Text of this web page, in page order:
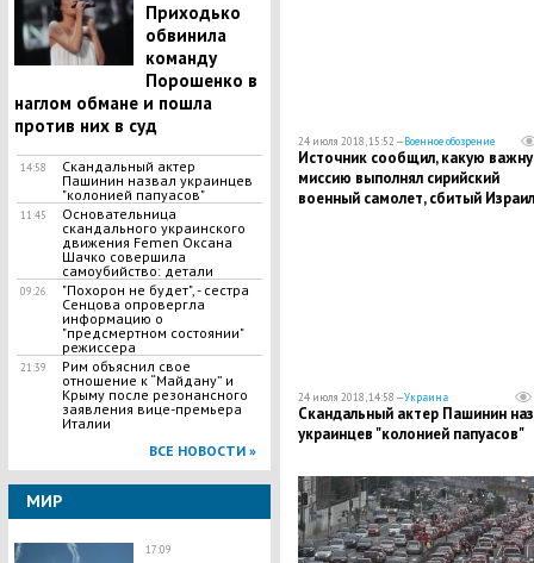
Приходько
обвинила
команду
Порошенко в
наглом обмане и пошла
против них в суд
14:58
Скандальный актер
Пашинин назвал украинцев
"колонией папуасов"
11:45
Основательница
скандального украинского
движения Femen Оксана
Шачко совершила
самоубийство: детали
09:26
"Похорон не будет", - сестра
Сенцова опровергла
информацию о
"предсмертном состоянии"
режиссера
21:39
Рим объяснил свое
отношение к “Майдану” и
Крыму после резонансного
заявления вице-премьера
Италии
ВСЕ НОВОСТИ »
МИР
17:09
24 июля 2018, 15:52 —Военное обозрение
Источник сообщил, какую
миссию выполнял сирийский
военный самолет, сбитый
24 июля 2018, 14:58 —Украина
Скандальный актер Пашинин
украинцев "колонией папуасов"